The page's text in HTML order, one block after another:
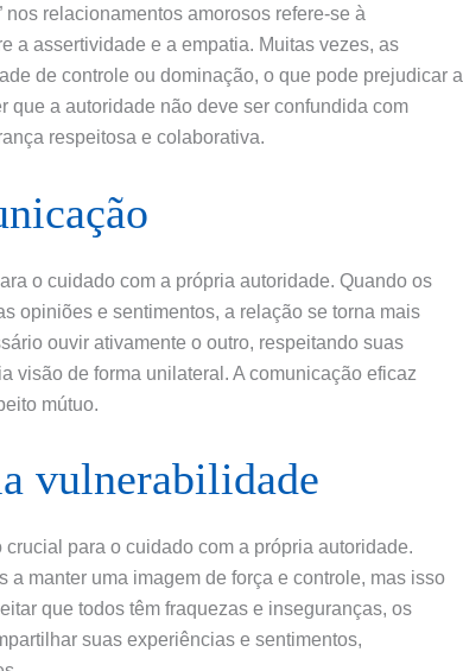
relacionamentos amorosos refere-se à
a assertividade e a empatia. Muitas vezes, as
de controle ou dominação, o que pode prejudicar a
a autoridade não deve ser confundida com
respeitosa e colaborativa.
o cuidado com a própria autoridade. Quando os
opiniões e sentimentos, a relação se torna mais
ouvir ativamente o outro, respeitando suas
visão de forma unilateral. A comunicação eficaz
mútuo.
vulnerabilidade
para o cuidado com a própria autoridade.
manter uma imagem de força e controle, mas isso
que todos têm fraquezas e inseguranças, os
suas experiências e sentimentos,